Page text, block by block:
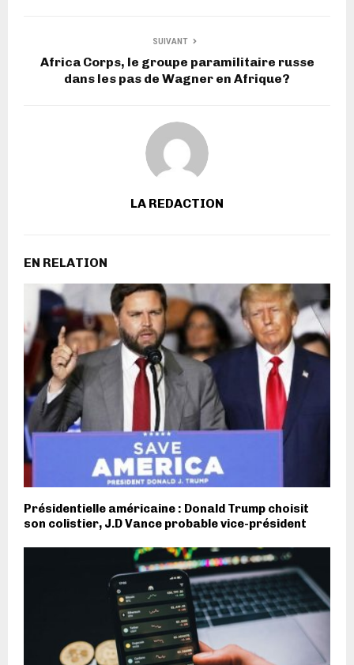
SUIVANT
Africa Corps, le groupe paramilitaire russe
dans les pas de Wagner en Afrique?
LA REDACTION
EN RELATION
Présidentielle américaine : Donald Trump choisit
son colistier, J.D Vance probable vice-président